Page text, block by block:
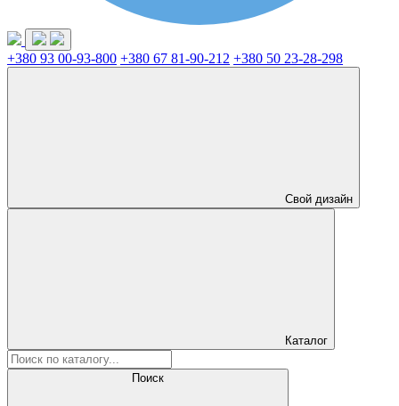
+380 93 00-93-800 +380 67 81-90-212 +380 50 23-28-298
Свой дизайн
Каталог
Поиск